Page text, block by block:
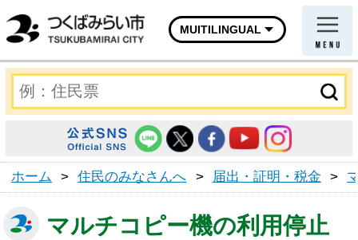
MUITILINGUAL
ホーム > 住民のみなさんへ > 届出・証明・税金 >
マルチコピー機の利用停止